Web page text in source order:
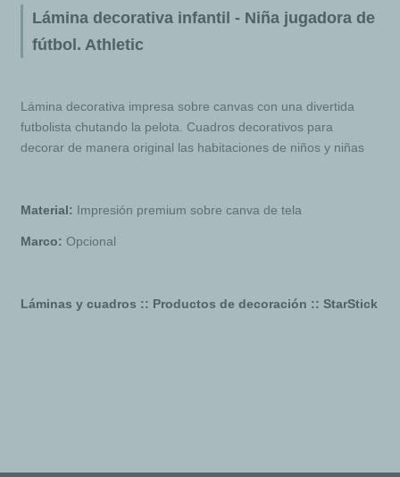
Lámina decorativa infantil - Niña jugadora de
fútbol. Athletic
Lámina decorativa impresa sobre canvas con una divertida
futbolista chutando la pelota. Cuadros decorativos para
decorar de manera original las habitaciones de niños y niñas
Material: Impresión premium sobre canva de tela
Marco:Opcional
Láminas y cuadros :: Productos de decoración :: StarStick